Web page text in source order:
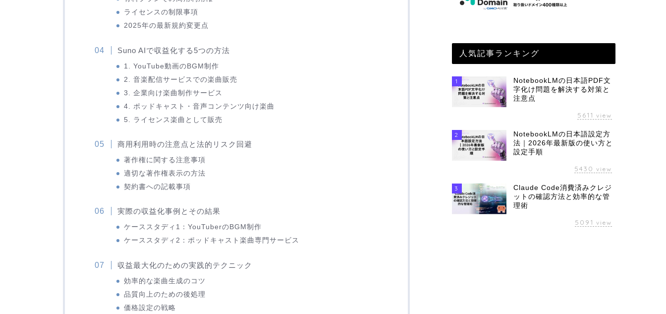
ライセンスの制限事項
2025年の最新規約変更点
Suno AIで収益化する5つの方法
1. YouTube動画のBGM制作
2. 音楽配信サービスでの楽曲販売
3. 企業向け楽曲制作サービス
4. ポッドキャスト・音声コンテンツ向け楽曲
5. ライセンス楽曲として販売
商用利用時の注意点と法的リスク回避
著作権に関する注意事項
適切な著作権表示の方法
契約書への記載事項
実際の収益化事例とその結果
ケーススタディ1：YouTuberのBGM制作
ケーススタディ2：ポッドキャスト楽曲専門サービス
収益最大化のための実践的テクニック
効率的な楽曲生成のコツ
品質向上のための後処理
価格設定の戦略
人気記事ランキング
1
NotebookLMの日本語PDF文
字化け問題を解決する対策と
注意点
5611 view
2
NotebookLMの日本語設定方
法｜2026年最新版の使い方と
設定手順
5430 view
3
Claude Code消費済みクレジ
ットの確認方法と効率的な管
理術
5091 view